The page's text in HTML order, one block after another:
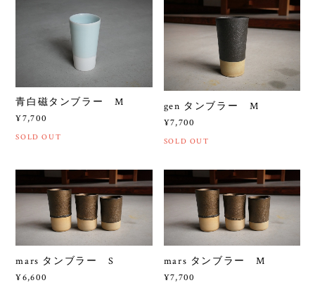
青白磁タンブラー M
¥7,700
SOLD OUT
gen タンブラー M
¥7,700
SOLD OUT
mars タンブラー S
¥6,600
mars タンブラー M
¥7,700